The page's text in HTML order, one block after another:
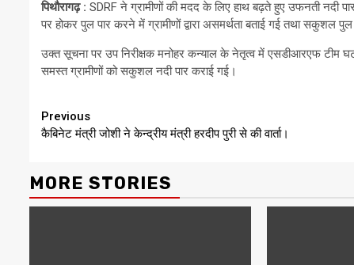
पिथौरागढ़ : SDRF ने ग्रामीणों की मदद के लिए हाथ बढ़ते हुए उफनती नदी
पर होकर पुल पार करने में ग्रामीणों द्वारा असमर्थता बताई गई तथा सकुशल
उक्त सूचना पर उप निरीक्षक मनोहर कन्याल के नेतृत्व में एसडीआरएफ टीम
समस्त ग्रामीणों को सकुशल नदी पार कराई गई।
Continue
Reading
Previous
कैबिनेट मंत्री जोशी ने केन्द्रीय मंत्री हरदीप पुरी से की वार्ता।
MORE STORIES